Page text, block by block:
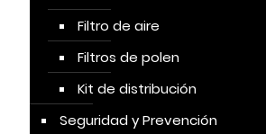
Filtro de aire
Filtros de polen
Kit de distribución
Seguridad y Prevención